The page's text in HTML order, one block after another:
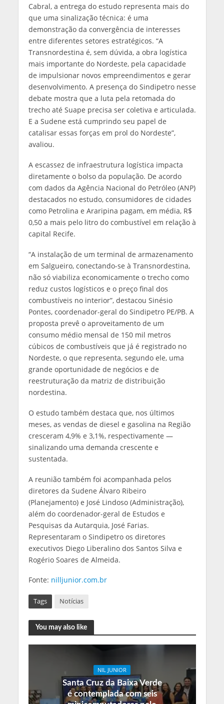
Cabral, a entrega do estudo representa mais do
que uma sinalização técnica: é uma
demonstração da convergência de interesses
entre diferentes setores estratégicos. “A
Transnordestina é, sem dúvida, a obra logística
mais importante do Nordeste, pela capacidade
de impulsionar novos empreendimentos e gerar
desenvolvimento. A presença do Sindipetro nesse
debate mostra que a luta pela retomada do
trecho até Suape precisa ser coletiva e articulada.
E a Sudene está cumprindo seu papel de
catalisar essas forças em prol do Nordeste”,
avaliou.
A escassez de infraestrutura logística impacta
diretamente o bolso da população. De acordo
com dados da Agência Nacional do Petróleo (ANP)
destacados no estudo, consumidores de cidades
como Petrolina e Araripina pagam, em média, R$
0,50 a mais pelo litro do combustível em relação à
capital Recife.
“A instalação de um terminal de armazenamento
em Salgueiro, conectando-se à Transnordestina,
não só viabiliza economicamente o trecho como
reduz custos logísticos e o preço final dos
combustíveis no interior”, destacou Sinésio
Pontes, coordenador-geral do Sindipetro PE/PB. A
proposta prevê o aproveitamento de um
consumo médio mensal de 150 mil metros
cúbicos de combustíveis que já é registrado no
Nordeste, o que representa, segundo ele, uma
grande oportunidade de negócios e de
reestruturação da matriz de distribuição
nordestina.
O estudo também destaca que, nos últimos
meses, as vendas de diesel e gasolina na Região
cresceram 4,9% e 3,1%, respectivamente —
sinalizando uma demanda crescente e
sustentada.
A reunião também foi acompanhada pelos
diretores da Sudene Álvaro Ribeiro
(Planejamento) e José Lindoso (Administração),
além do coordenador-geral de Estudos e
Pesquisas da Autarquia, José Farias.
Representaram o Sindipetro os diretores
executivos Diego Liberalino dos Santos Silva e
Rogério Soares de Almeida.
Fonte: nilljunior.com.br
Tags Notícias
You may also like
NIL JUNIOR
Santa Cruz da Baixa Verde
é contemplada com seis